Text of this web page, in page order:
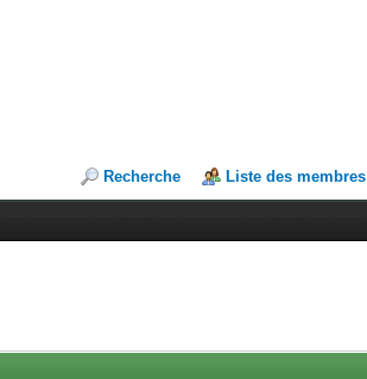
Recherche Liste des membres